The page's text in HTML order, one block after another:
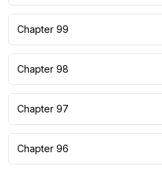
Chapter 99
Chapter 98
Chapter 97
Chapter 96